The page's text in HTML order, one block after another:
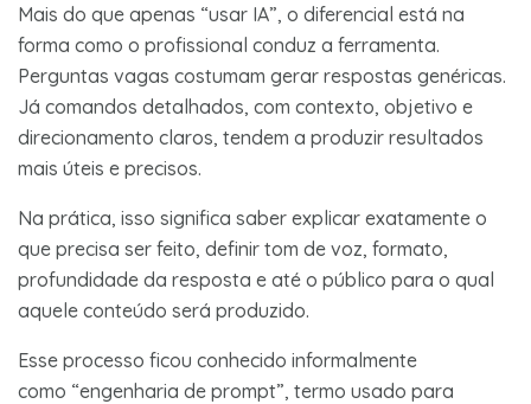
Mais do que apenas “usar IA”, o diferencial está na
forma como o profissional conduz a ferramenta.
Perguntas vagas costumam gerar respostas genéricas.
Já comandos detalhados, com contexto, objetivo e
direcionamento claros, tendem a produzir resultados
mais úteis e precisos.
Na prática, isso significa saber explicar exatamente o
que precisa ser feito, definir tom de voz, formato,
profundidade da resposta e até o público para o qual
aquele conteúdo será produzido.
Esse processo ficou conhecido informalmente
como “engenharia de prompt”, termo usado para